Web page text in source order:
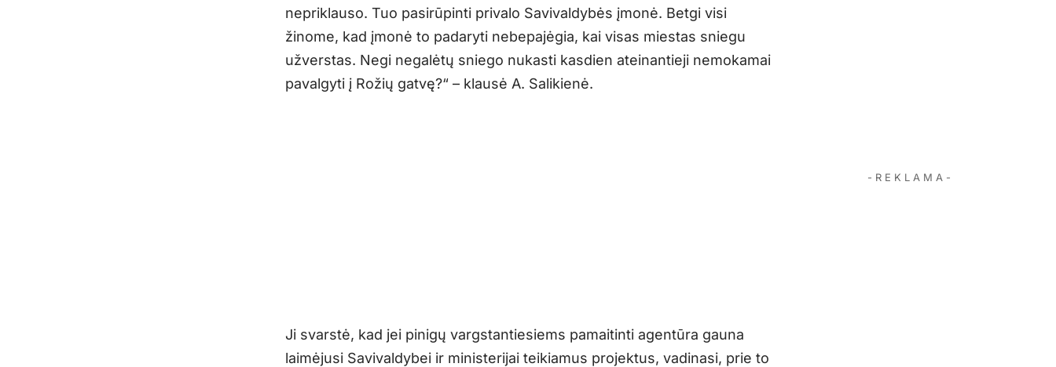
nepriklauso. Tuo pasirūpinti privalo Savivaldybės įmonė. Betgi visi
žinome, kad įmonė to padaryti nebepajėgia, kai visas miestas sniegu
užverstas. Negi negalėtų sniego nukasti kasdien ateinantieji nemokamai
pavalgyti į Rožių gatvę?“ – klausė A. Salikienė.
Ji svarstė, kad jei pinigų vargstantiesiems pamaitinti agentūra gauna
laimėjusi Savivaldybei ir ministerijai teikiamus projektus, vadinasi, prie to
- R E K L A M A -